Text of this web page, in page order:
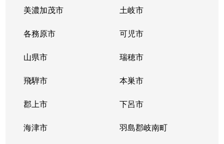
美濃加茂市 土岐市
各務原市 可児市
山県市 瑞穂市
飛騨市 本巣市
郡上市 下呂市
海津市 羽島郡岐南町